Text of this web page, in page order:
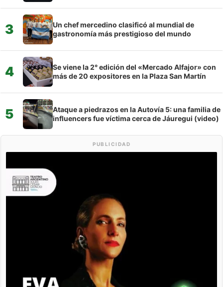
3
Un chef mercedino clasificó al mundial de
gastronomía más prestigioso del mundo
4
Se viene la 2° edición del «Mercado Alfajor» con
más de 20 expositores en la Plaza San Martín
5
Ataque a piedrazos en la Autovía 5: una familia de
influencers fue víctima cerca de Jáuregui (video)
PUBLICIDAD